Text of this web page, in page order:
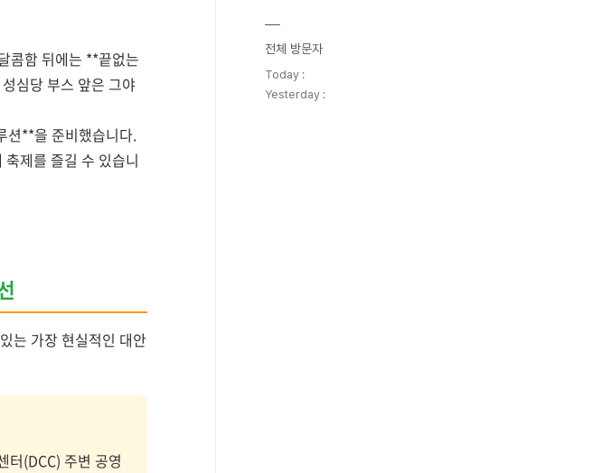
콤함 뒤에는 **끝없는
심당 부스 앞은 그야
션**을 준비했습니다.
제를 즐길 수 있습니
는 가장 현실적인 대안
(DCC) 주변 공영
전체 방문자
Today :
Yesterday :